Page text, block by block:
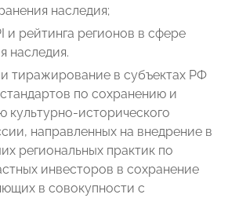
наследия;
и рейтинга регионов в сфере
наследия.
тиражирование в субъектах РФ
по сохранению и
исторического
направленных на внедрение в
региональных практик по
инвесторов в сохранение
в совокупности с